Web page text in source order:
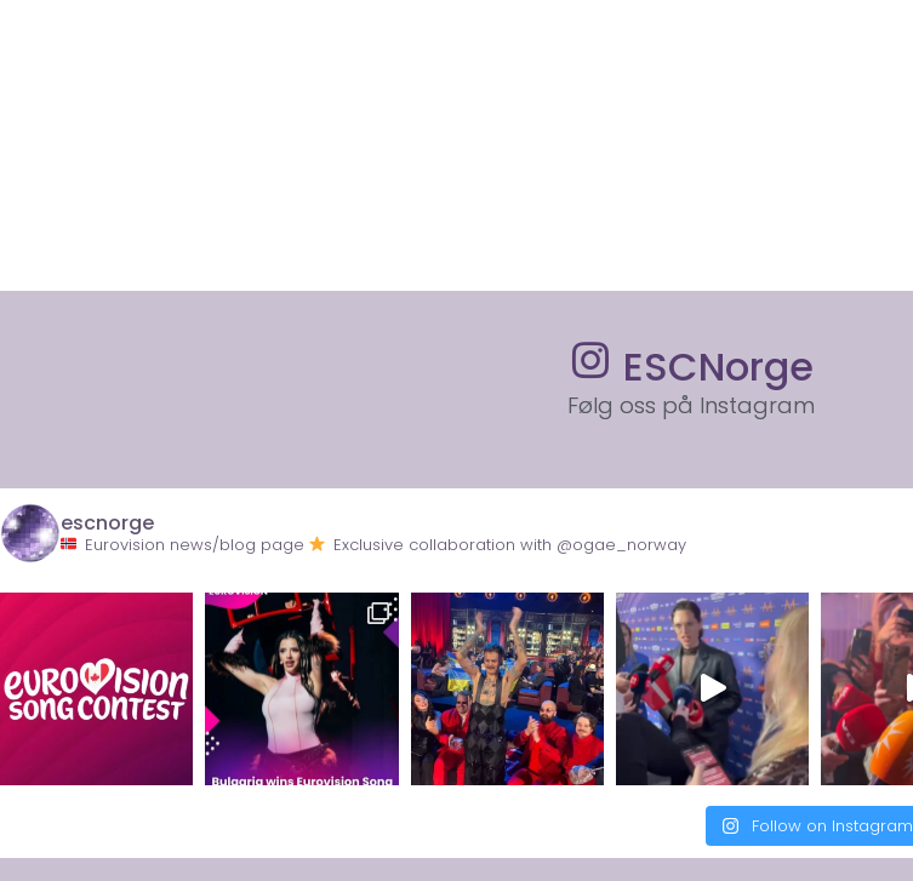
ESCNorge
Følg oss på Instagram
escnorge
Eurovision news/blog page Exclusive collaboration with @ogae_norway
Follow on Instagram